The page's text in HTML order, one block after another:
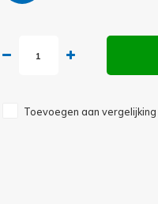
Toevoegen aan vergelijking